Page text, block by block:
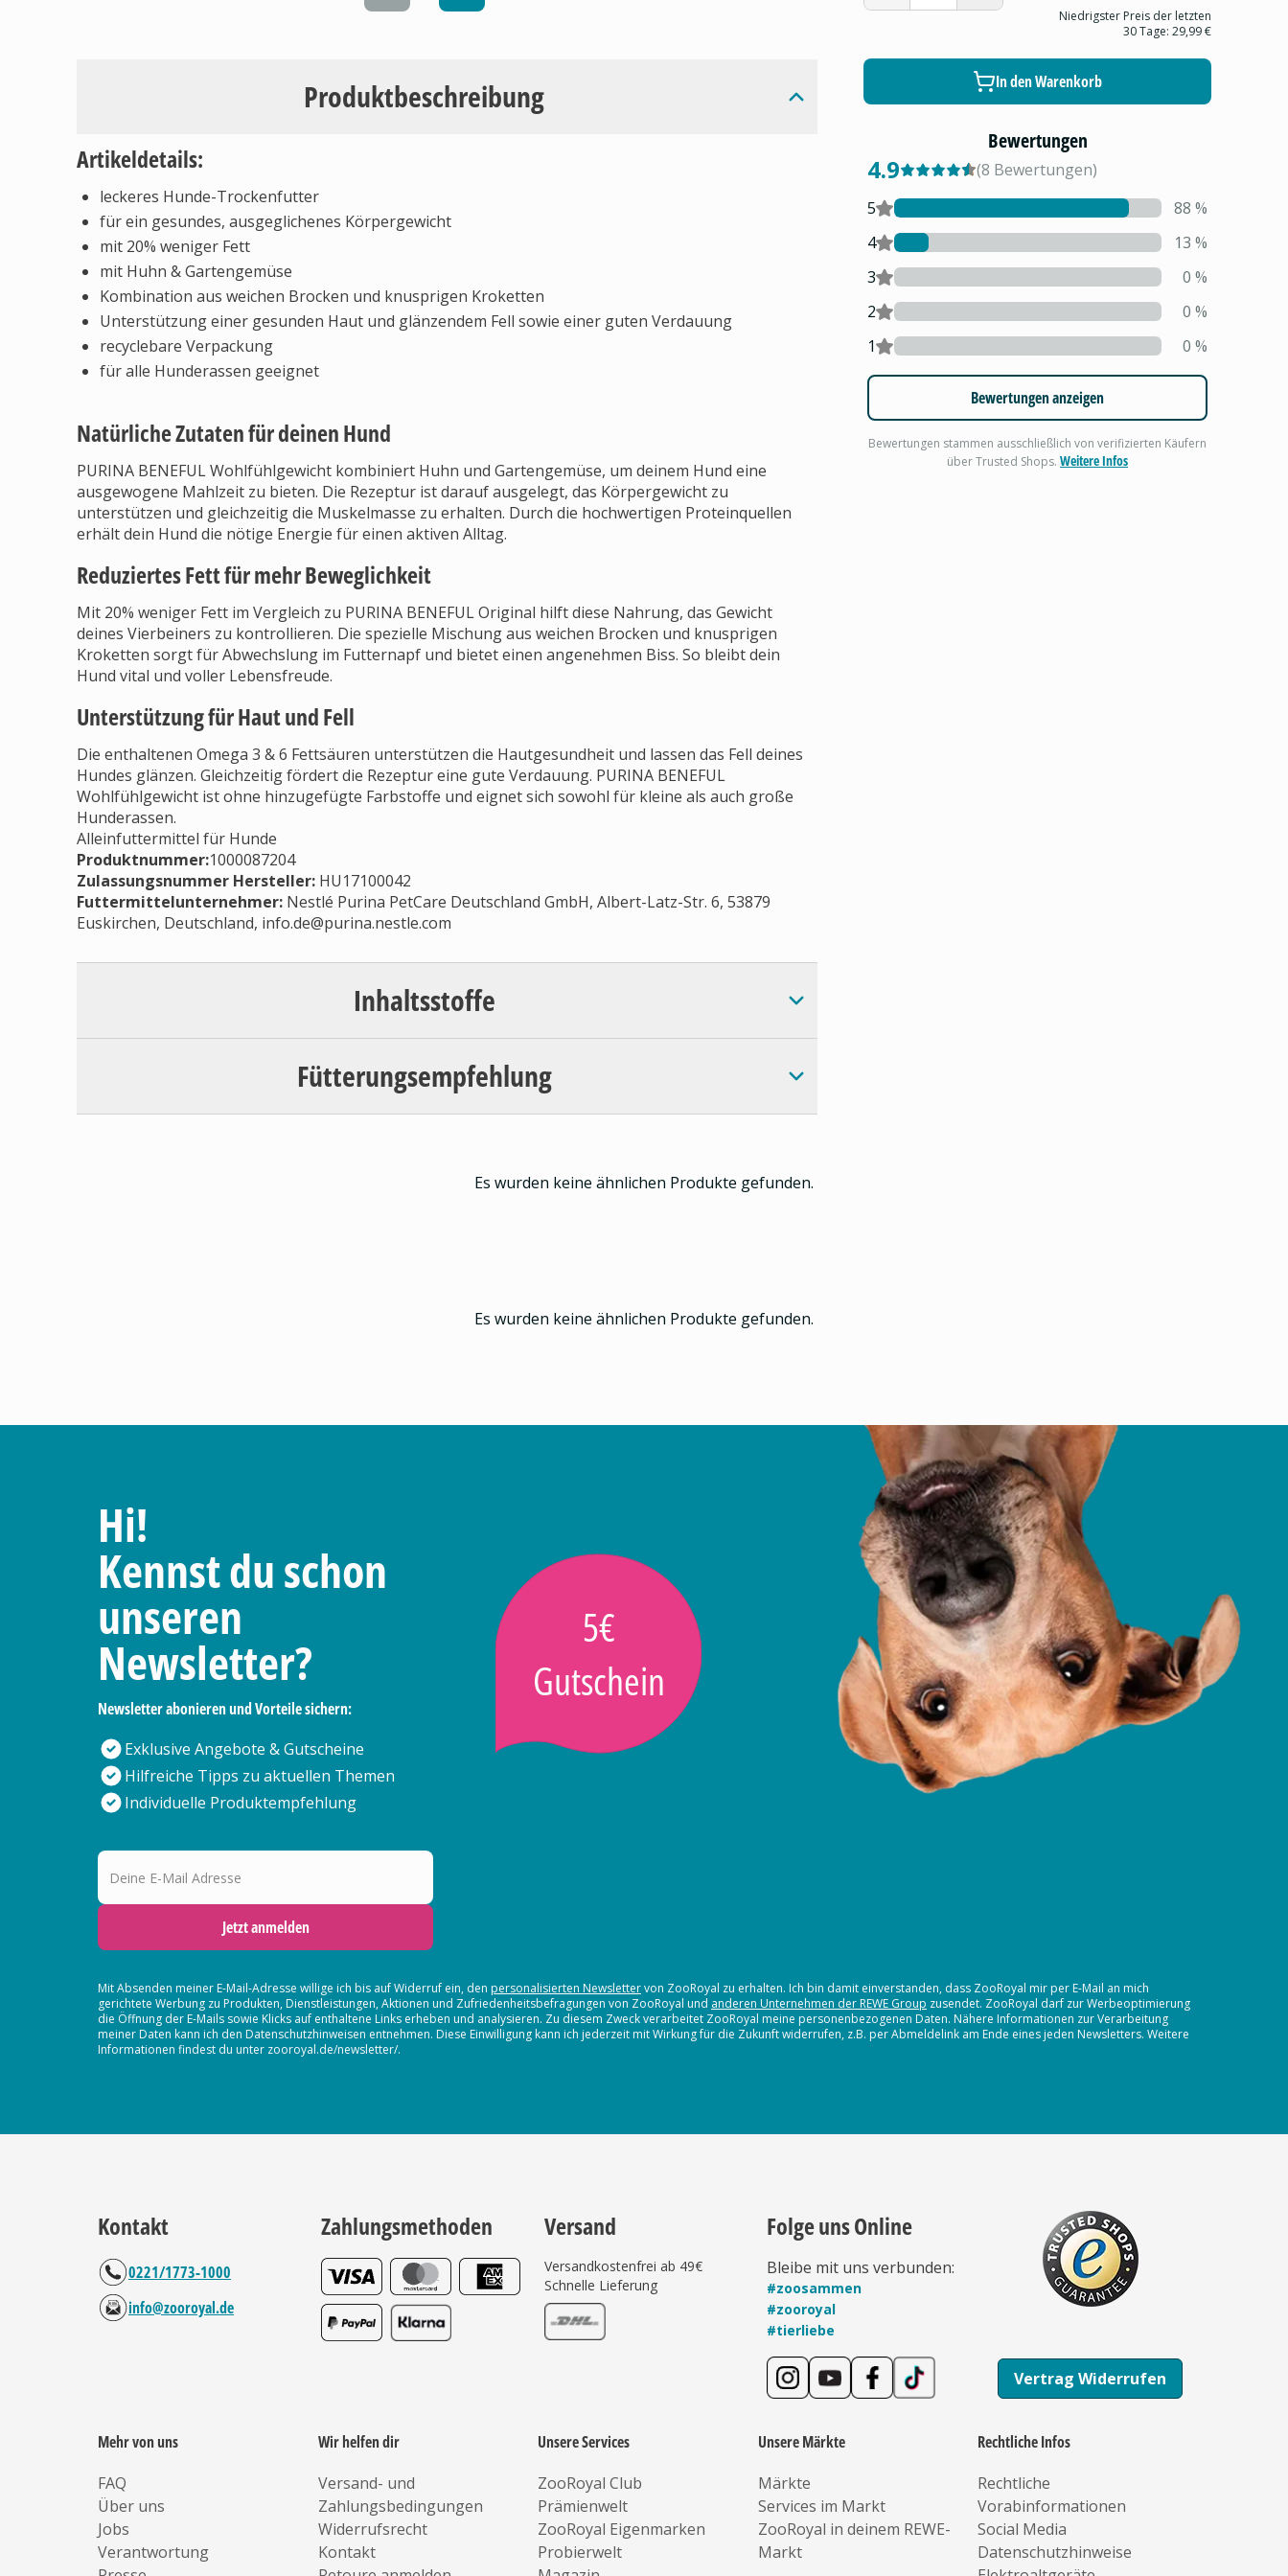
Produktbeschreibung
Artikeldetails:
leckeres Hunde-Trockenfutter
für ein gesundes, ausgeglichenes Körpergewicht
mit 20% weniger Fett
mit Huhn & Gartengemüse
Kombination aus weichen Brocken und knusprigen Kroketten
Unterstützung einer gesunden Haut und glänzendem Fell sowie einer guten Verdauung
recyclebare Verpackung
für alle Hunderassen geeignet
Natürliche Zutaten für deinen Hund
PURINA BENEFUL Wohlfühlgewicht kombiniert Huhn und Gartengemüse, um deinem Hund eine
ausgewogene Mahlzeit zu bieten. Die Rezeptur ist darauf ausgelegt, das Körpergewicht zu
unterstützen und gleichzeitig die Muskelmasse zu erhalten. Durch die hochwertigen Proteinquellen
erhält dein Hund die nötige Energie für einen aktiven Alltag.
Reduziertes Fett für mehr Beweglichkeit
Mit 20% weniger Fett im Vergleich zu PURINA BENEFUL Original hilft diese Nahrung, das Gewicht
deines Vierbeiners zu kontrollieren. Die spezielle Mischung aus weichen Brocken und knusprigen
Kroketten sorgt für Abwechslung im Futternapf und bietet einen angenehmen Biss. So bleibt dein
Hund vital und voller Lebensfreude.
Unterstützung für Haut und Fell
Die enthaltenen Omega 3 & 6 Fettsäuren unterstützen die Hautgesundheit und lassen das Fell deines
Hundes glänzen. Gleichzeitig fördert die Rezeptur eine gute Verdauung. PURINA BENEFUL
Wohlfühlgewicht ist ohne hinzugefügte Farbstoffe und eignet sich sowohl für kleine als auch große
Hunderassen.
Alleinfuttermittel für Hunde
Produktnummer:1000087204
Zulassungsnummer Hersteller: HU17100042
Futtermittelunternehmer: Nestlé Purina PetCare Deutschland GmbH, Albert-Latz-Str. 6, 53879
Euskirchen, Deutschland, info.de@purina.nestle.com
Inhaltsstoffe
Fütterungsempfehlung
Niedrigster Preis der letzten
30 Tage: 29,99 €
In den Warenkorb
Bewertungen
4.9 (8 Bewertungen)
5
88 %
4
13 %
3
0 %
2
0 %
1
0 %
Bewertungen anzeigen
Bewertungen stammen ausschließlich von verifizierten Käufern
über Trusted Shops.Weitere Infos
Es wurden keine ähnlichen Produkte gefunden.
Es wurden keine ähnlichen Produkte gefunden.
Hi!
Kennst du schon
unseren
Newsletter?
Newsletter abonieren und Vorteile sichern:
Exklusive Angebote & Gutscheine
Hilfreiche Tipps zu aktuellen Themen
Individuelle Produktempfehlung
5€
Gutschein
Deine E-Mail Adresse
Jetzt anmelden
Mit Absenden meiner E-Mail-Adresse willige ich bis auf Widerruf ein, den personalisierten Newslettervon ZooRoyal zu erhalten. Ich bin damit einverstanden, dass ZooRoyal mir per E-Mail an mich
gerichtete Werbung zu Produkten, Dienstleistungen, Aktionen und Zufriedenheitsbefragungen von ZooRoyal und anderen Unternehmen der REWE Group zusendet. ZooRoyal darf zur Werbeoptimierung
die Öffnung der E-Mails sowie Klicks auf enthaltene Links erheben und analysieren. Zu diesem Zweck verarbeitet ZooRoyal meine personenbezogenen Daten. Nähere Informationen zur Verarbeitung
meiner Daten kann ich den Datenschutzhinweisen entnehmen. Diese Einwilligung kann ich jederzeit mit Wirkung für die Zukunft widerrufen, z.B. per Abmeldelink am Ende eines jeden Newsletters. Weitere
Informationen findest du unter zooroyal.de/newsletter/.
Kontakt
0221/1773-1000
info@zooroyal.de
Zahlungsmethoden Versand
Versandkostenfrei ab 49€
Schnelle Lieferung
Folge uns Online
Bleibe mit uns verbunden:
#zoosammen
#zooroyal
#tierliebe
Vertrag Widerrufen
Mehr von uns
FAQ
Über uns
Jobs
Verantwortung
Wir helfen dir
Versand- und
Zahlungsbedingungen
Widerrufsrecht
Kontakt
Unsere Services
ZooRoyal Club
Prämienwelt
ZooRoyal Eigenmarken
Probierwelt
Unsere Märkte
Märkte
Services im Markt
ZooRoyal in deinem REWE-
Markt
Rechtliche Infos
Rechtliche
Vorabinformationen
Social Media
Datenschutzhinweise